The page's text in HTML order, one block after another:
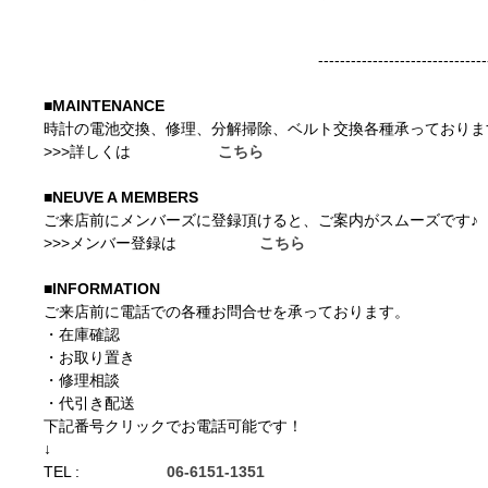
■MAINTENANCE
時計の電池交換、修理、分解掃除、ベルト交換各種承っておりま
>>>詳しくは
こちら
■NEUVE A MEMBERS
ご来店前にメンバーズに登録頂けると、ご案内がスムーズです♪
>>>メンバー登録は
こちら
■INFORMATION
ご来店前に電話での各種お問合せを承っております。
・在庫確認
・お取り置き
・修理相談
・代引き配送
下記番号クリックでお電話可能です！
↓
TEL :
06-6151-1351